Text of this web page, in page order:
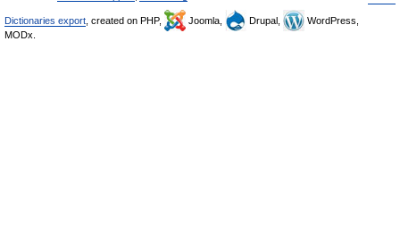
Dictionaries export , created on PHP, Joomla, Drupal,
WordPress,
MODx.